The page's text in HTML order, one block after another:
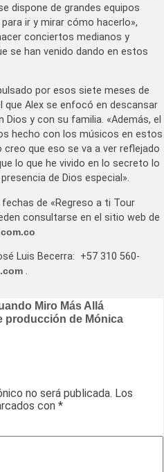
dispone de grandes equipos
ir y mirar cómo hacerlo»,
conciertos medianos y
se han venido dando en estos
por esos siete meses de
que Alex se enfocó en descansar
y con su familia. «Además, el
hecho con los músicos en estos
que eso se va a ver reflejado
lo que he vivido en lo secreto lo
de Dios especial».
de «Regreso a ti Tour
consultarse en el sitio web de
Luis Becerra: +57 310 560-
.
Miro Más Allá
producción de Mónica
no será publicada. Los
con *